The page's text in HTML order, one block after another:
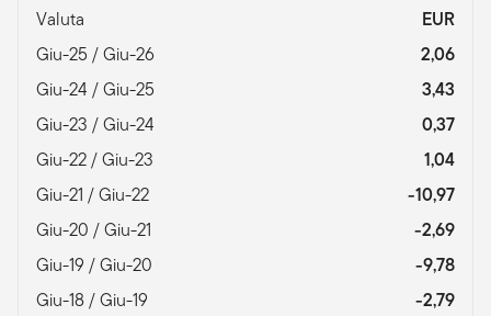
Valuta
EUR
Giu-25 / Giu-26
2,06
Giu-24 / Giu-25
3,43
Giu-23 / Giu-24
0,37
Giu-22 / Giu-23
1,04
Giu-21 / Giu-22
-10,97
Giu-20 / Giu-21
-2,69
Giu-19 / Giu-20
-9,78
Giu-18 / Giu-19
-2,79